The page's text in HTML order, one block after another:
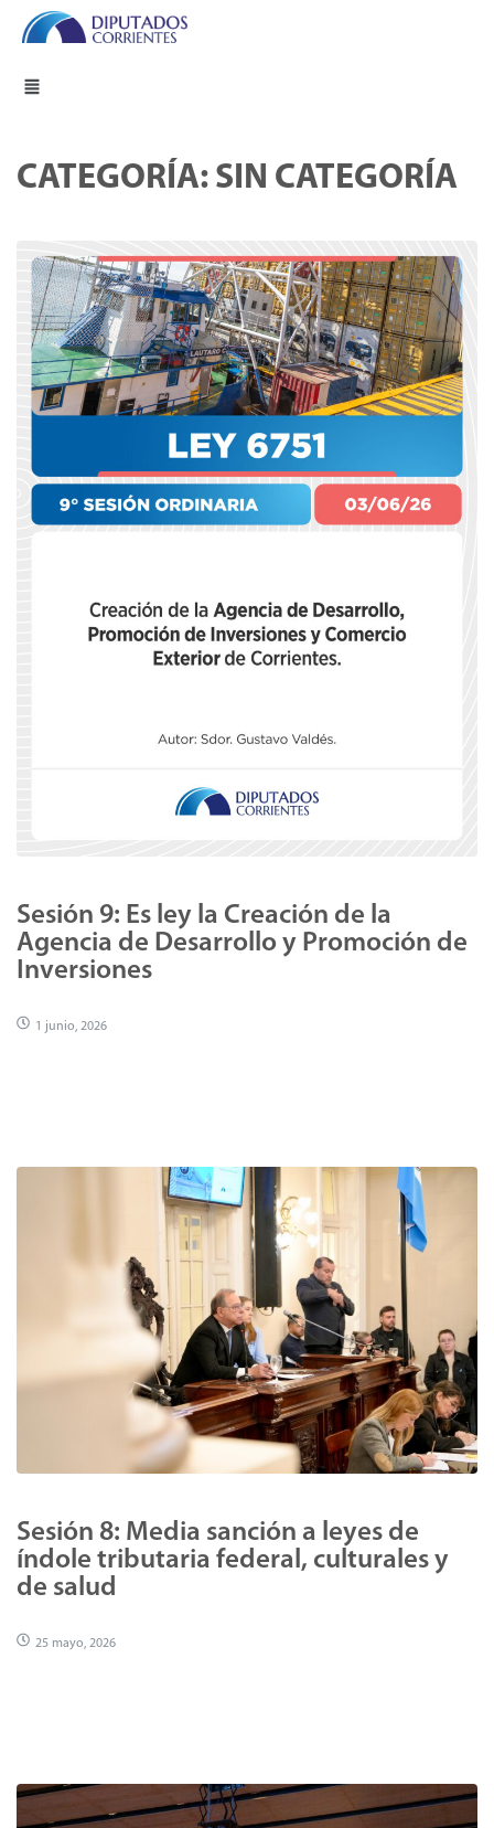
CATEGORÍA: SIN CATEGORÍA
Sesión 9: Es ley la Creación de la
Agencia de Desarrollo y Promoción de
Inversiones
1 junio, 2026
Sesión 8: Media sanción a leyes de
índole tributaria federal, culturales y
de salud
25 mayo, 2026